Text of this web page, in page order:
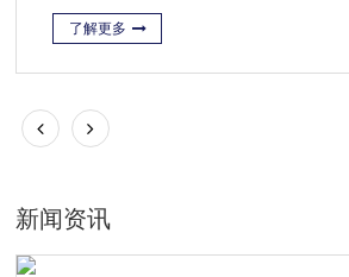
责任，遵守产品质量、环境、健康与安全、劳
有关的国际、国家的法律法规要求...
了解更多
新闻资讯